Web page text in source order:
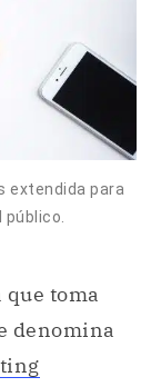
extendida para
toma
denomina